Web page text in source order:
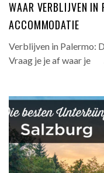
WAAR VERBLIJVEN IN
ACCOMMODATIE
Verblijven in Palermo:
Vraag je je af waar je